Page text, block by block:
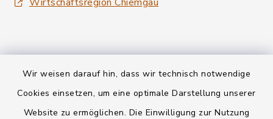
Wir weisen darauf hin, dass wir technisch notwendige
Cookies einsetzen, um eine optimale Darstellung unserer
Website zu ermöglichen. Die Einwilligung zur Nutzung
Kontakt